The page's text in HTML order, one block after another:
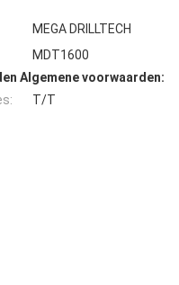
MEGA DRILLTECH
MDT1600
Algemene voorwaarden:
T/T